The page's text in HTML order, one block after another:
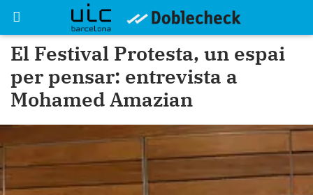
El Festival Protesta, un espai
per pensar: entrevista a
Mohamed Amazian